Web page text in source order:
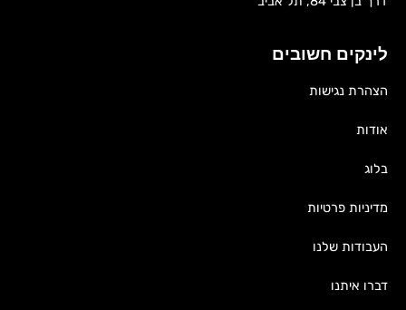
לינקים חשובים
הצהרת נגישות
אודות
בלוג
מדיניות פרטיות
העבודות שלנו
דברו איתנו